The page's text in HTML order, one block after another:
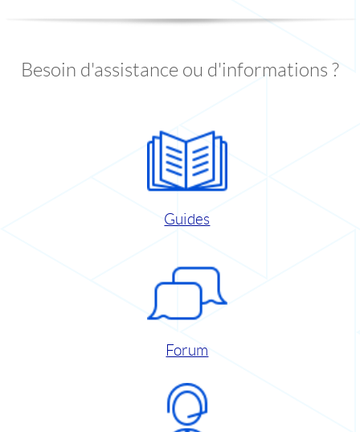
Besoin d'assistance ou d'informations ?
Guides
Forum